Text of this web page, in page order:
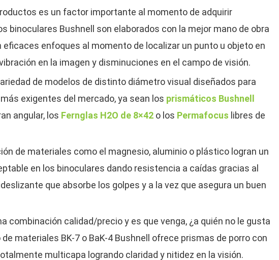
es un factor importante al momento de adquirir
binoculares Bushnell son elaborados con la mejor mano de obra
eficaces enfoques al momento de localizar un punto u objeto en
en la imagen y disminuciones en el campo de visión.
de modelos de distinto diámetro visual diseñados para
exigentes del mercado, ya sean los prismáticos Bushnell
angular, los Fernglas H2O de 8×42o los Permafocus libres de
de materiales como el magnesio, aluminio o plástico logran un
en los binoculares dando resistencia a caídas gracias al
que absorbe los golpes y a la vez que asegura un buen
combinación calidad/precio y es que venga, ¿a quién no le gusta
de materiales BK-7 o BaK-4 Bushnell ofrece prismas de porro con
multicapa logrando claridad y nitidez en la visión.